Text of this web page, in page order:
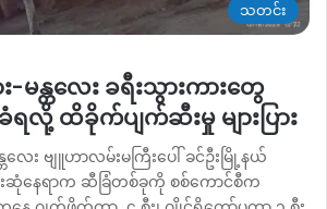
သတင်း
း-မန္တလေး ခရီးသွားကားတွေ
ထိခိုက်ပျက်ဆီးမှု များပြား
န္တလေး ဗျူဟာလမ်းမကြီးပေါ် ခင်ဦးမြို့နယ်
နေရာက ဆီခြံတစ်ခုကို စစ်ကောင်စီက